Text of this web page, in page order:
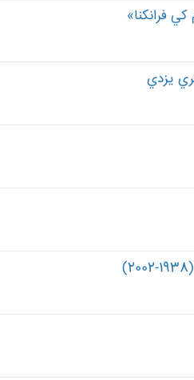
فرانكنا»
يزدي